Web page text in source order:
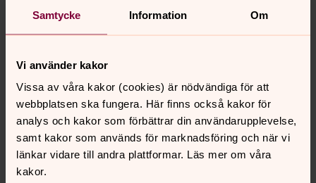
Samtycke Information Om
Vi använder kakor
Vissa av våra kakor (cookies) är nödvändiga för att
webbplatsen ska fungera. Här finns också kakor för
analys och kakor som förbättrar din användarupplevelse,
samt kakor som används för marknadsföring och när vi
länkar vidare till andra plattformar. Läs mer om våra
kakor.
Nej
Våra förhållningsregler för barnet och dig som
vårdnadshavare. När ditt barn med med i våra
verksamheter har vi regler att följa. Vi ledare förväntar
oss att alla är snälla mot varandra, använder ett schyst
språk och visar ömsesidig respekt. Vid överträdelser